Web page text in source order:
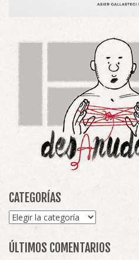
CATEGORÍAS
Categorías
ÚLTIMOS COMENTARIOS